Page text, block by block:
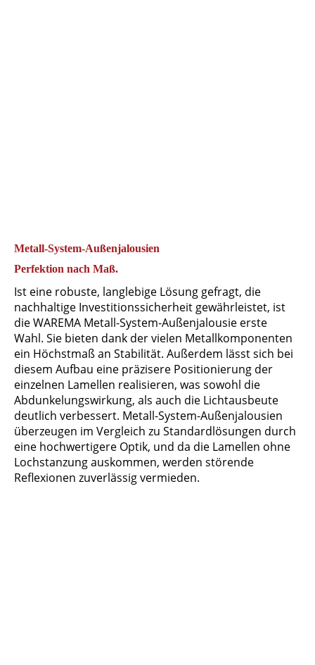
Metall-System-Außenjalousien
Perfektion nach Maß.
Ist eine robuste, langlebige Lösung gefragt, die
nachhaltige Investitionssicherheit gewährleistet, ist
die WAREMA Metall-System-Außenjalousie erste
Wahl. Sie bieten dank der vielen Metallkomponenten
ein Höchstmaß an Stabilität. Außerdem lässt sich bei
diesem Aufbau eine präzisere Positionierung der
einzelnen Lamellen realisieren, was sowohl die
Abdunkelungswirkung, als auch die Lichtausbeute
deutlich verbessert. Metall-System-Außenjalousien
überzeugen im Vergleich zu Standardlösungen durch
eine hochwertigere Optik, und da die Lamellen ohne
Lochstanzung auskommen, werden störende
Reflexionen zuverlässig vermieden.